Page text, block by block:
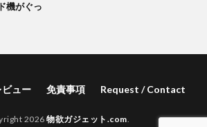
機がぐっ
ビュー 免責事項 Request / Contact
2026物欲ガジェット.com.